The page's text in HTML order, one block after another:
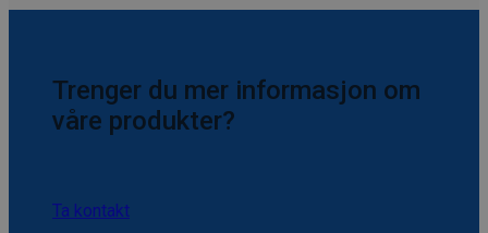
Trenger du mer informasjon om
våre produkter?
Ta kontakt